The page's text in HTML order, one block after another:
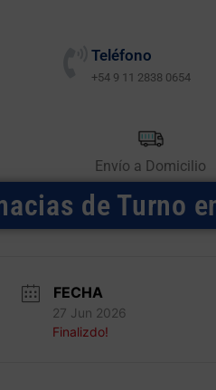
Teléfono
+54 9 11 2838 0654
Envío a Domicilio
de Turno
FECHA
27 Jun 2026
Finalizdo!